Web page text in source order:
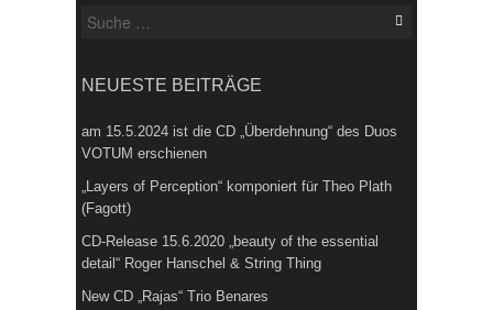
Suche
NEUESTE BEITRÄGE
am 15.5.2024 ist die CD „Überdehnung“ des Duos
VOTUM erschienen
„Layers of Perception“ komponiert für Theo Plath
(Fagott)
CD-Release 15.6.2020 „beauty of the essential
detail“ Roger Hanschel & String Thing
New CD „Rajas“ Trio Benares